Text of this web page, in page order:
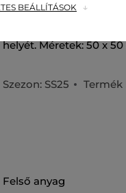
alacsony karbantartási
kombinálható és
helyét. Méretek: 50 x
Szezon: SS25 Termék
felső anyag
BEÁLLÍTÁSOK